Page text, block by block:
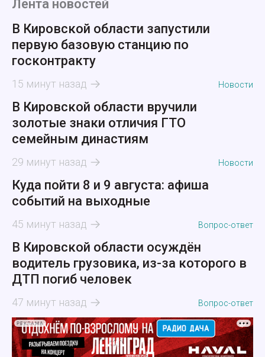
Лента новостей
В Кировской области запустили
первую базовую станцию по
госконтракту
15 минут назад Новости
В Кировской области вручили
золотые знаки отличия ГТО
семейным династиям
29 минут назад Новости
Куда пойти 8 и 9 августа: афиша
событий на выходные
45 минут назад Вопрос-ответ
В Кировской области осуждён
водитель грузовика, из-за которого в
ДТП погиб человек
47 минут назад Вопрос-ответ
РЕКЛАМА